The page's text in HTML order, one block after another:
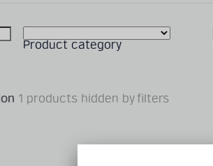
Product category
1 products hidden by filters